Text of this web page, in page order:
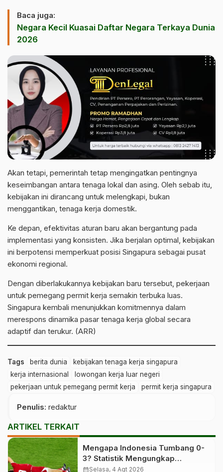
Baca juga:
Negara Kecil Kuasai Daftar Negara Terkaya Dunia
2026
Akan tetapi, pemerintah tetap mengingatkan pentingnya
keseimbangan antara tenaga lokal dan asing. Oleh sebab itu,
kebijakan ini dirancang untuk melengkapi, bukan
menggantikan, tenaga kerja domestik.
Ke depan, efektivitas aturan baru akan bergantung pada
implementasi yang konsisten. Jika berjalan optimal, kebijakan
ini berpotensi memperkuat posisi Singapura sebagai pusat
ekonomi regional.
Dengan diberlakukannya kebijakan baru tersebut, pekerjaan
untuk pemegang permit kerja semakin terbuka luas.
Singapura kembali menunjukkan komitmennya dalam
merespons dinamika pasar tenaga kerja global secara
adaptif dan terukur. (ARR)
Tags berita dunia
kebijakan tenaga kerja singapura
kerja internasional
lowongan kerja luar negeri
pekerjaan untuk pemegang permit kerja
permit kerja singapura
Penulis: redaktur
ARTIKEL TERKAIT
Mengapa Indonesia Tumbang 0-
3? Statistik Mengungkap
Faktanya
calendar_monthSelasa, 4 Agt 2026